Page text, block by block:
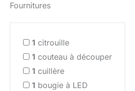
Fournitures
1 citrouille
1 couteau à découper
1 cuillère
1 bougie à LED